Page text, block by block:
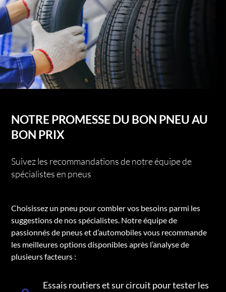
NOTRE PROMESSE DU BON PNEU AU
BON PRIX
Suivez les recommandations de notre équipe de
spécialistes en pneus
Choisissez un pneu pour combler vos besoins parmi les
suggestions de nos spécialistes. Notre équipe de
passionnés de pneus et d’automobiles vous recommande
les meilleures options disponibles après l’analyse de
plusieurs facteurs :
Essais routiers et sur circuit pour tester les